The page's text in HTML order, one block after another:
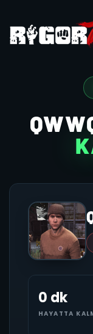
0 dk
HAYATTA